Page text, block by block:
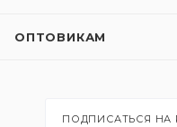
ОПТОВИКАМ
ПОДПИСАТЬСЯ НА